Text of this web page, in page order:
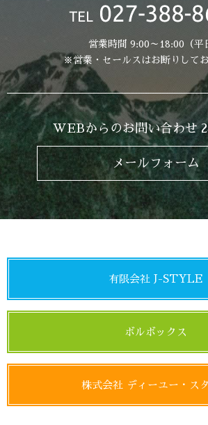
営業時間 9:00～18:00（平
※営業・セールスはお断りしてお
WEBからのお問い合わせ
メールフォーム
有限会社 J-STYLE
ボルボックス
株式会社 ディーユー・ス